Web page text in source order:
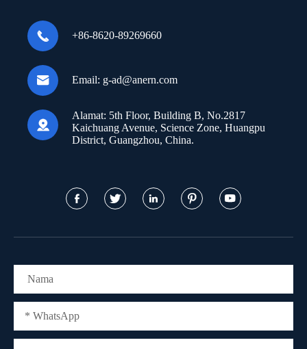
 +86-8620-89269660
 Email: g-ad@anern.com

Alamat: 5th Floor, Building B, No.2817
Kaichuang Avenue, Science Zone, Huangpu
District, Guangzhou, China.
    